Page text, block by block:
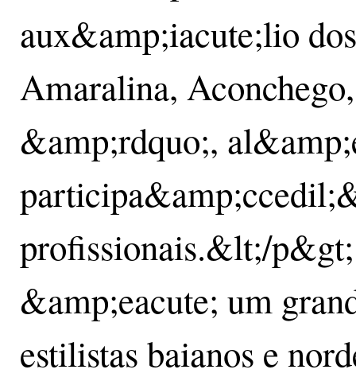
aux&amp;iacute;lio
Amaralina,
&amp;rdquo;,
profissionais.&lt;/
&amp;eacute; um
estilistas baianos e